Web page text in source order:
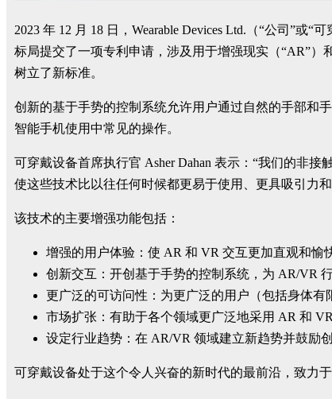
2023 年 12 月 18 日，Wearable Devices Ltd.（“公司”
标局提交了一项专利申请，涉及用于增强现实（“AR”
树立了新标准。
创新的基于手势的控制系统允许用户通过自然的手部和
智能手机使用中常见的操作。
可穿戴设备首席执行官 Asher Dahan 表示：“我们的非
使这些技术比以往任何时候都更易于使用、更具吸引力
该技术的主要增强功能包括：
增强的用户体验：使 AR 和 VR 交互更加直观和愉
创新交互：开创基于手势的控制系统，为 AR/VR
更广泛的可访问性：为更广泛的用户（包括身体有
市场扩张：有助于各个领域更广泛地采用 AR 和
设定行业趋势：在 AR/VR 领域建立新趋势并鼓励创
可穿戴设备处于这个令人兴奋的新时代的最前沿，致力